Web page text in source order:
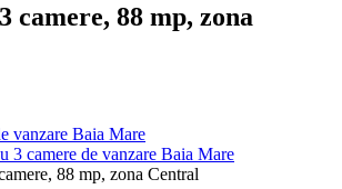
camere, 88 mp, zona
vanzare Baia Mare
3 camere de vanzare Baia Mare
88 mp, zona Central